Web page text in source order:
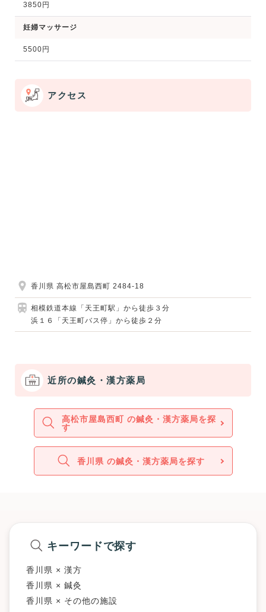
3850円
妊婦マッサージ
5500円
アクセス
香川県 高松市屋島西町 2484-18
相模鉄道本線「天王町駅」から徒歩３分
浜１６「天王町バス停」から徒歩２分
近所の鍼灸・漢方薬局
高松市屋島西町 の鍼灸・漢方薬局を探
す
香川県 の鍼灸・漢方薬局を探す
キーワードで探す
香川県 × 漢方
香川県 × 鍼灸
香川県 × その他の施設